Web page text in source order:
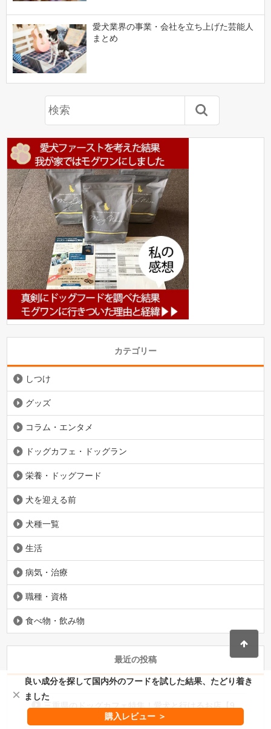
愛犬業界の事業・会社を立ち上げた芸能人
まとめ
カテゴリー
しつけ
グッズ
コラム・エンタメ
ドッグカフェ・ドッグラン
栄養・ドッグフード
犬を迎える前
犬種一覧
生活
病気・治療
職種・資格
食べ物・飲み物
最近の投稿
三重県のドッグカフェ特集！愛犬と行けるお店【9
×
良い成分を探して国内外のフードを試した結果、たどり着き
ました
購入レビュー ＞